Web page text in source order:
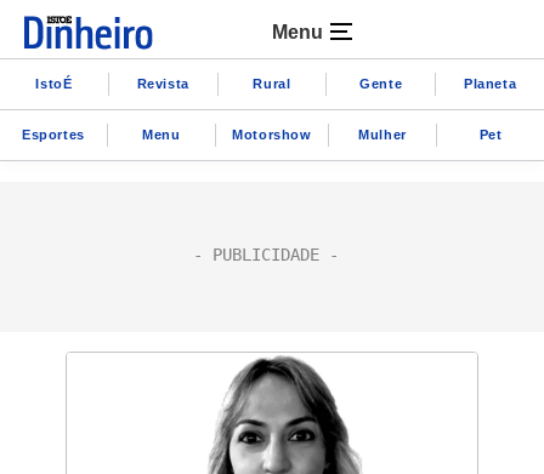
Menu
IstoÉ Revista Rural Gente Planeta
Esportes Menu Motorshow Mulher Pet